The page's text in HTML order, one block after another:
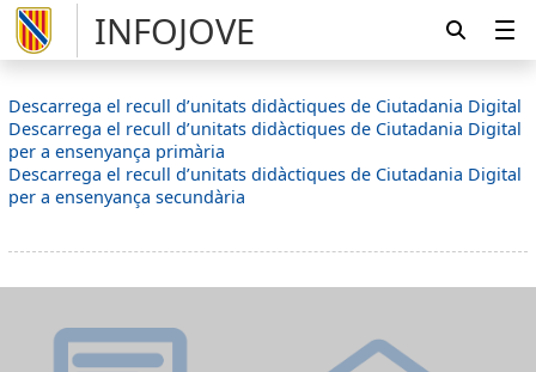
INFOJOVE
Descarrega el recull d’unitats didàctiques de Ciutadania Digital
Descarrega el recull d’unitats didàctiques de Ciutadania Digital
per a ensenyança primària
Descarrega el recull d’unitats didàctiques de Ciutadania Digital
per a ensenyança secundària